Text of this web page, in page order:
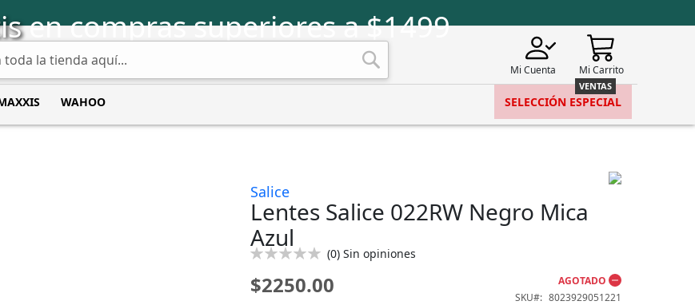
en compras superiores a $1499
Buscar
Mi Cuenta Mi Carrito
WAHOO SELECCIÓN ESPECIAL
Salice
Lentes Salice 022RW Negro Mica
Azul
Calificación:
(0) Sin opiniones
$2250.00
AGOTADO
SKU
8023929051221